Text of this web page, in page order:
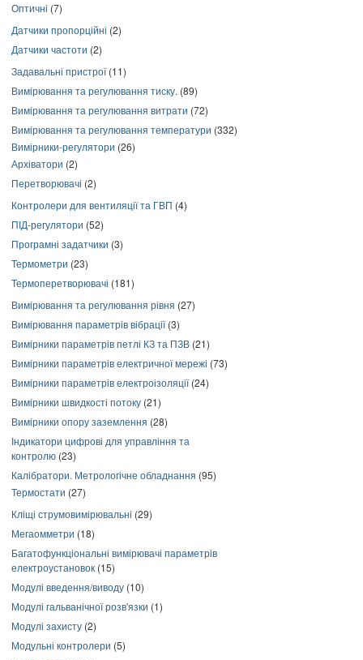
Оптичні (7)
Датчики пропорційні (2)
Датчики частоти (2)
Задавальні пристрої(11)
Вимірювання та регулювання тиску. (89)
Вимірювання та регулювання витрати (72)
Вимірювання та регулювання температури (332)
Вимірники-регулятори (26)
Архіватори (2)
Перетворювачі (2)
Контролери для вентиляції та ГВП (4)
ПІД-регулятори (52)
Програмні задатчики (3)
Термометри (23)
Термоперетворювачі (181)
Вимірювання та регулювання рівня (27)
Вимірювання параметрів вібрації(3)
Вимірники параметрів петлі КЗ та ПЗВ (21)
Вимірники параметрів електричної мережі (73)
Вимірники параметрів електроізоляції(24)
Вимірники швидкості потоку (21)
Вимірники опору заземлення (28)
Індикатори цифрові для управління та
контролю (23)
Калібратори. Метрологічне обладнання (95)
Термостати (27)
Кліщі струмовимірювальні (29)
Мегаомметри (18)
Багатофункціональні вимірювачі параметрів
електроустановок (15)
Модулі введення/виводу (10)
Модулі гальванічної розв'язки (1)
Модулі захисту (2)
Модульні контролери (5)